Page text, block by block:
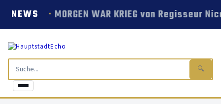
NEWS MORGEN WAR KRIEG von Regisseur
🔍